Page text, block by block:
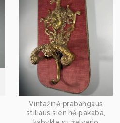
Vintažinė prabangaus
stiliaus sieninė pakaba,